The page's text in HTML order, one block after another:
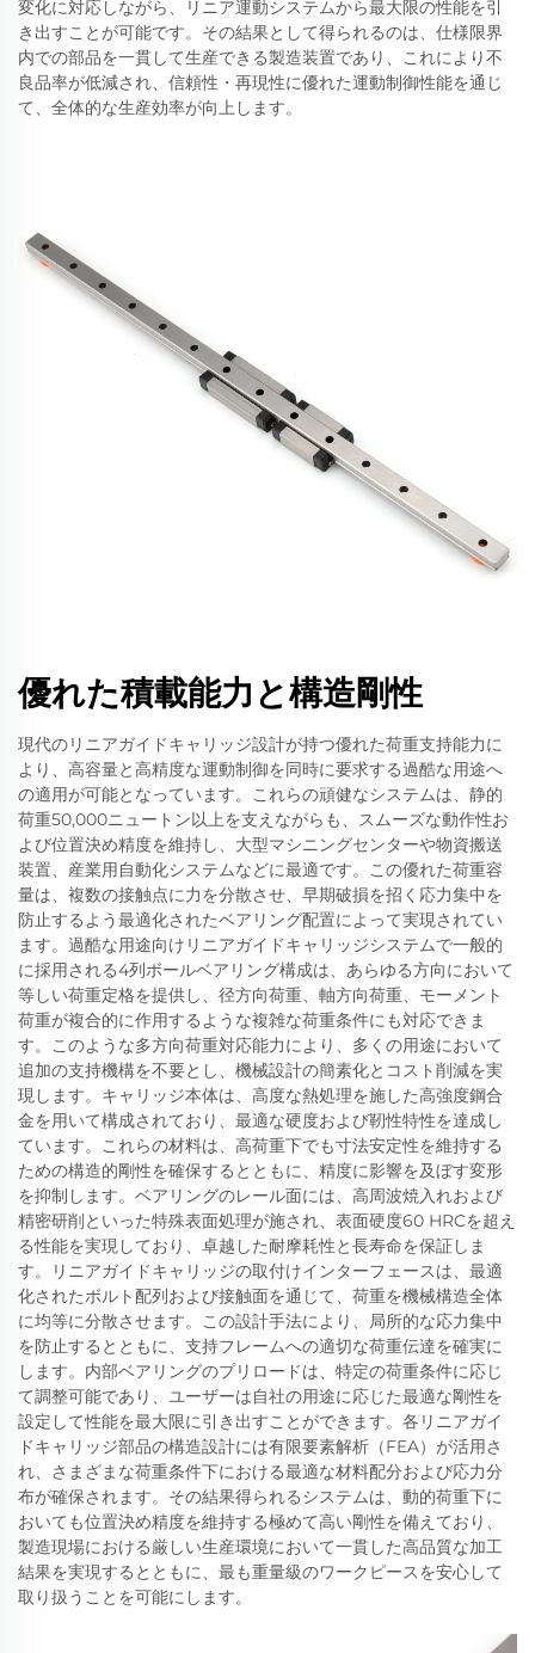
変化に対応しながら、リニア運動システムから最大限の性能を引
き出すことが可能です。その結果として得られるのは、仕様限界
内での部品を一貫して生産できる製造装置であり、これにより不
良品率が低減され、信頼性・再現性に優れた運動制御性能を通じ
て、全体的な生産効率が向上します。
優れた積載能力と構造剛性
現代のリニアガイドキャリッジ設計が持つ優れた荷重支持能力に
より、高容量と高精度な運動制御を同時に要求する過酷な用途へ
の適用が可能となっています。これらの頑健なシステムは、静的
荷重50,000ニュートン以上を支えながらも、スムーズな動作性お
よび位置決め精度を維持し、大型マシニングセンターや物資搬送
装置、産業用自動化システムなどに最適です。この優れた荷重容
量は、複数の接触点に力を分散させ、早期破損を招く応力集中を
防止するよう最適化されたベアリング配置によって実現されてい
ます。過酷な用途向けリニアガイドキャリッジシステムで一般的
に採用される4列ボールベアリング構成は、あらゆる方向において
等しい荷重定格を提供し、径方向荷重、軸方向荷重、モーメント
荷重が複合的に作用するような複雑な荷重条件にも対応できま
す。このような多方向荷重対応能力により、多くの用途において
追加の支持機構を不要とし、機械設計の簡素化とコスト削減を実
現します。キャリッジ本体は、高度な熱処理を施した高強度鋼合
金を用いて構成されており、最適な硬度および靭性特性を達成し
ています。これらの材料は、高荷重下でも寸法安定性を維持する
ための構造的剛性を確保するとともに、精度に影響を及ぼす変形
を抑制します。ベアリングのレール面には、高周波焼入れおよび
精密研削といった特殊表面処理が施され、表面硬度60 HRCを超え
る性能を実現しており、卓越した耐摩耗性と長寿命を保証しま
す。リニアガイドキャリッジの取付けインターフェースは、最適
化されたボルト配列および接触面を通じて、荷重を機械構造全体
に均等に分散させます。この設計手法により、局所的な応力集中
を防止するとともに、支持フレームへの適切な荷重伝達を確実に
します。内部ベアリングのプリロードは、特定の荷重条件に応じ
て調整可能であり、ユーザーは自社の用途に応じた最適な剛性を
設定して性能を最大限に引き出すことができます。各リニアガイ
ドキャリッジ部品の構造設計には有限要素解析（FEA）が活用さ
れ、さまざまな荷重条件下における最適な材料配分および応力分
布が確保されます。その結果得られるシステムは、動的荷重下に
おいても位置決め精度を維持する極めて高い剛性を備えており、
製造現場における厳しい生産環境において一貫した高品質な加工
結果を実現するとともに、最も重量級のワークピースを安心して
取り扱うことを可能にします。